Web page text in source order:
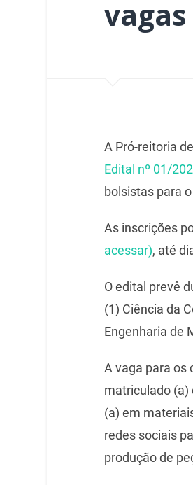
A Pró-reitoria
Edital nº 01/
bolsistas para
As inscrições
acessar), até
O edital prevê
(1) Ciência da
Engenharia de
A vaga para os
matriculado (a)
(a) em
redes sociais
produção de